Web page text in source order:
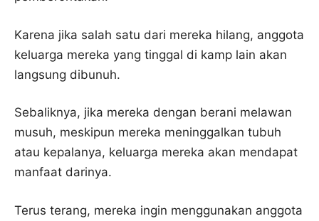
Karena jika salah satu dari mereka hilang, anggota
keluarga mereka yang tinggal di kamp lain akan
langsung dibunuh.
Sebaliknya, jika mereka dengan berani melawan
musuh, meskipun mereka meninggalkan tubuh
atau kepalanya, keluarga mereka akan mendapat
manfaat darinya.
Terus terang, mereka ingin menggunakan anggota